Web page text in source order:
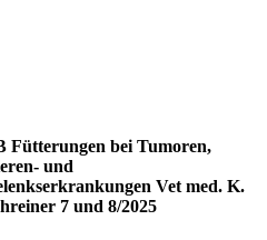
Fütterungen bei Tumoren,
und
Vet med. K.
7 und 8/2025